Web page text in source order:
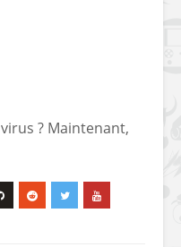
? Maintenant,